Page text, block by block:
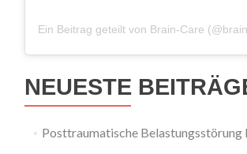
NEUESTE
Posttraumatische Belastungsstörung